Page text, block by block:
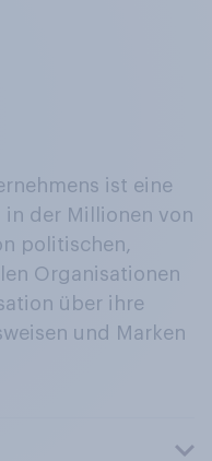
ist eine
der Millionen von
politischen,
Organisationen
über ihre
und Marken